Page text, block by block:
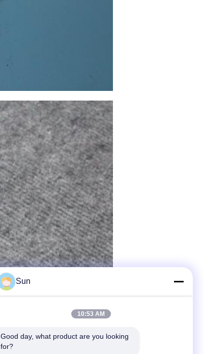
Sun
10:53 AM
Good day, what product are you looking
for?